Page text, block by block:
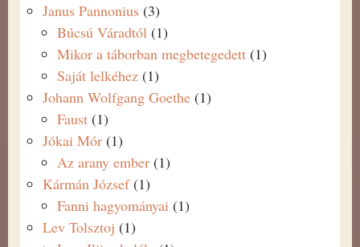
Janus Pannonius (3)
Búcsú Váradtól (1)
Mikor a táborban megbetegedett (1)
Saját lelkéhez (1)
Johann Wolfgang Goethe (1)
Faust (1)
Jókai Mór (1)
Az arany ember (1)
Kármán József(1)
Fanni hagyományai (1)
Lev Tolsztoj (1)